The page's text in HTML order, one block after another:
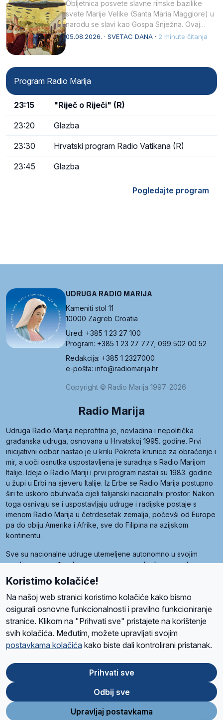
Obljetnica posvete slavne rimske bazilike
svete Marije Velike (Santa Maria Maggiore) u
narodu se slavi kao Gospa Snježna. Ovaj
naziv, Sancta Maria…
05.08.2026. · SVETAC DANA · 2 minute čitanja
Program Radio Marija
23:15 "Riječ o Riječi" (R)
23:20 Glazba
23:30 Hrvatski program Radio Vatikana (R)
23:45 Glazba
Pogledajte program
UDRUGA RADIO MARIJA
Kameniti stol 11
10000 Zagreb Croatia
Ured: +385 1 23 27 100
Program: +385 1 23 27 777; 099 502 00 52
Redakcija: +385 1 2327000
e-pošta: info@radiomarija.hr
Copyright © Radio Marija 1997-2026
Radio Marija
Udruga Radio Marija neprofitna je, nevladina i nepolitička
građanska udruga, osnovana u Hrvatskoj 1995. godine. Prvi
inicijativni odbor nastao je u krilu Pokreta krunice za obraćenje i
mir, a uoči osnutka uspostavljena je suradnja s Radio Marijom
Italije. Ideja o Radio Mariji i prvi program nastali su 1983. godine
u župi u Erbi na sjeveru Italije. Iz Erbe se Radio Marija postupno
širi te uskoro obuhvaća cijeli talijanski nacionalni prostor. Nakon
toga osnivaju se i uspostavljaju udruge i radijske postaje s
imenom Radio Marija u četrdesetak zemalja, počevši od Europe
pa do obiju Amerika i Afrike, sve do Filipina na azijskom
kontinentu.
Sve su nacionalne udruge utemeljene autonomno u svojim
zemljama, a međusobna su povezane preko krovne udruge
pod nazivom Svjetska obitelj Radio Marije (World Family of
Radio Maria). Svjetsku obitelj utemeljilo je sedam članica, među
kojima je i hrvatska Udruga Radio Marija.
O namaRadio ProgramVolonteriPrijateljiKontaktPravila privatnosti
Ova stranica je zaštićena Google reCAPTCHA sustavom
Store
Google
Play
Koristimo kolačiće!
Na našoj web stranici koristimo kolačiće kako bismo
osigurali osnovne funkcionalnosti i pravilno funkcioniranje
stranice. Klikom na "Prihvati sve" pristajete na korištenje
svih kolačića. Međutim, možete upravljati svojim
postavkama kolačića kako biste dali kontrolirani pristanak.
Prihvati sve
Odbij sve
Upravljaj postavkama